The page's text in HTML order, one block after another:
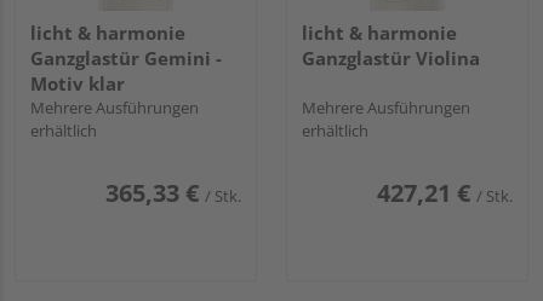
licht & harmonie
Ganzglastür Gemini -
Motiv klar
Mehrere Ausführungen
erhältlich
365,33 € / Stk.
licht & harmonie
Ganzglastür Violina
Mehrere Ausführungen
erhältlich
427,21 € / Stk.